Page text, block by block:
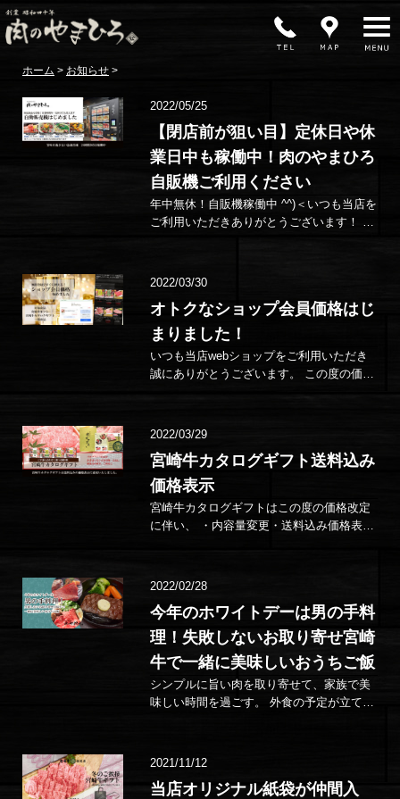
MENU
ホーム > お知らせ >
2022/05/25
【閉店前が狙い目】定休日や休
業日中も稼働中！肉のやまひろ
自販機ご利用ください
年中無休！自販機稼働中 ^^)＜いつも当店を
ご利用いただきありがとうございます！ す
2022/03/30
オトクなショップ会員価格はじ
まりました！
いつも当店webショップをご利用いただき
誠にありがとうございます。 この度の価格
2022/03/29
宮崎牛カタログギフト送料込み
価格表示
宮崎牛カタログギフトはこの度の価格改定
に伴い、 ・内容量変更・送料込み価格表示
2022/02/28
今年のホワイトデーは男の手料
理！失敗しないお取り寄せ宮崎
牛で一緒に美味しいおうちご飯
シンプルに旨い肉を取り寄せて、家族で美
味しい時間を過ごす。 外食の予定が立てに
2021/11/12
当店オリジナル紙袋が仲間入